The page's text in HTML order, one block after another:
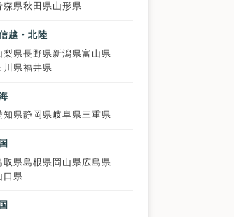
森県秋田県山形県
越・北陸
梨県長野県 新潟県富山県
川県福井県
知県静岡県岐阜県三重県
取県島根県 岡山県 広島県
口県